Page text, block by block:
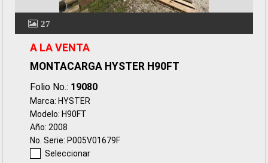
27
A LA VENTA
MONTACARGA HYSTER H90FT
Folio No.: 19080
Marca: HYSTER
Modelo: H90FT
Año: 2008
No. Serie: P005V01679F
Seleccionar